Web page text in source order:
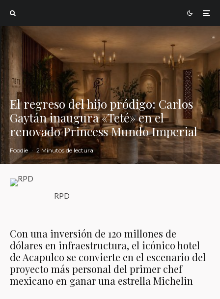
El regreso del hijo pródigo: Carlos
Gaytán inaugura «Teté» en el
renovado Princess Mundo Imperial
Foodie · 2 Minutos de lectura
RPD
Con una inversión de 120 millones de
dólares en infraestructura, el icónico hotel
de Acapulco se convierte en el escenario del
proyecto más personal del primer chef
mexicano en ganar una estrella Michelin